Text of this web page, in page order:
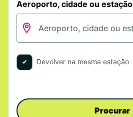
Aeroporto, cidade ou estação
Devolver na mesma estação
Procurar